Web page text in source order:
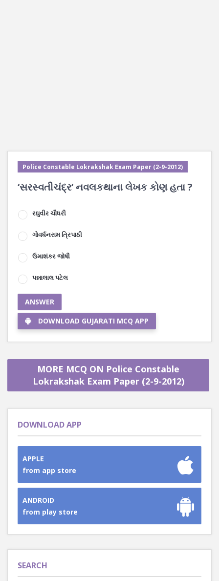
Police Constable Lokrakshak Exam Paper (2-9-2012)
‘સરસ્વતીચંદ્ર’ નવલકથાના લેખક કોણ હતા ?
રઘુવીર ચૌધરી
ગોવર્ધનરામ ત્રિપાઠી
ઉમાશંકર જોષી
પન્નાલાલ પટેલ
ANSWER
DOWNLOAD GUJARATI MCQ APP
MORE MCQ ON Police Constable
Lokrakshak Exam Paper (2-9-2012)
DOWNLOAD APP
APPLE
from app store
ANDROID
from play store
SEARCH